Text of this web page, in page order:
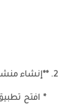
2. **إنشاء منشور انستغرام:**
* افتح تطبيق